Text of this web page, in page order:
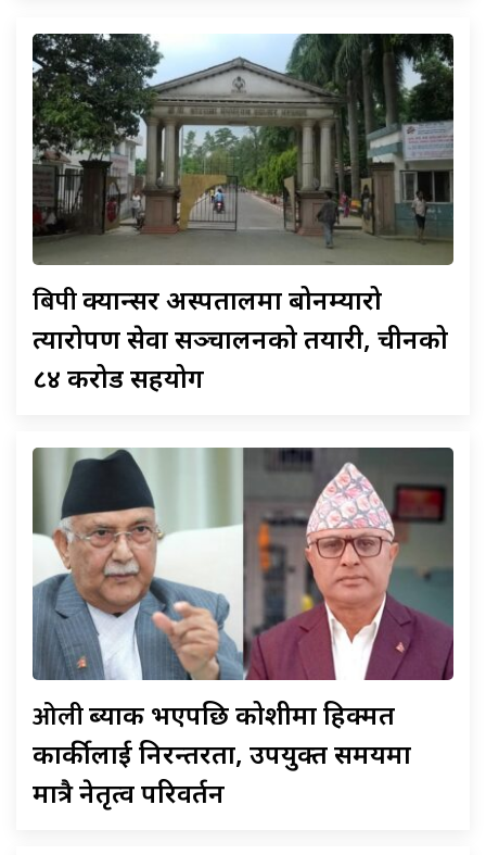
बिपीक्यान्सर अस्पतालमा बोनम्यारो
प्रत्यारोपण सेवा सञ्चालनको तयारी, चीनको
८४ करोड सहयोग
ओलीब्याक भएपछि कोशीमा हिक्मत
कार्कीलाई निरन्तरता, उपयुक्त समयमा
मात्रै नेतृत्व परिवर्तन